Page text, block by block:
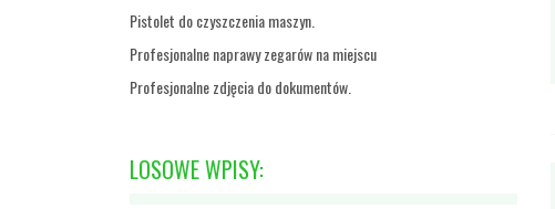
Pistolet do czyszczenia maszyn.
Profesjonalne naprawy zegarów na miejscu
Profesjonalne zdjęcia do dokumentów.
LOSOWE WPISY: